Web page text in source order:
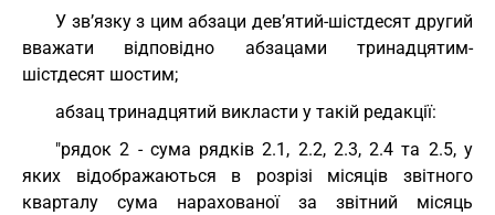
У зв’язку з цим абзаци дев’ятий-шістдесят другий
вважати відповідно абзацами тринадцятим-
шістдесят шостим;
абзац тринадцятий викласти у такій редакції:
"рядок 2 - сума рядків 2.1, 2.2, 2.3, 2.4 та 2.5, у
яких відображаються в розрізі місяців звітного
кварталу сума нарахованої за звітний місяць